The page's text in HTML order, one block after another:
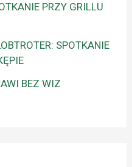
PRZY GRILLU
SPOTKANIE
BEZ WIZ